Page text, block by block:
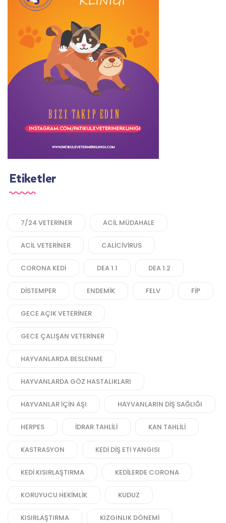
Etiketler
7/24 VETERINER ACIL MÜDAHALE
ACIL VETERINER CALICIVIRUS
CORONA KEDI DEA 1.1 DEA 1.2
DISTEMPER ENDEMIK FELV FIP
GECE AÇIK VETERINER
GECE ÇALIŞAN VETERINER
HAYVANLARDA BESLENME
HAYVANLARDA GÖZ HASTALIKLARI
HAYVANLAR IÇIN AŞI HAYVANLARIN DIŞ SAĞLIĞI
HERPES IDRAR TAHLILI KAN TAHLILI
KASTRASYON KEDI DIŞ ETI YANGISI
KEDI KISIRLAŞTIRMA KEDILERDE CORONA
KORUYUCU HEKIMLIK KUDUZ
KISIRLAŞTIRMA KIZGINLIK DÖNEMI